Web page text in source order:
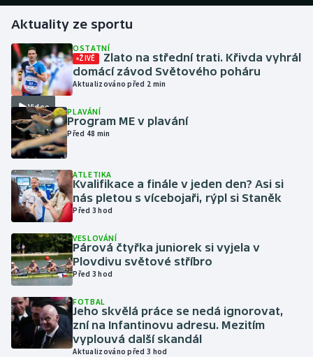
Futsal
Golf
Gymnastika
Házená
Jezdectví
Judo
Krasobruslení
Lezení
Lyže a snowboard
Moderní pětiboj
Motorsport
Aktuality ze sportu
Video
OSTATNÍ
ŽIVĚ
Zlato na střední trati. Křivda vyhrál
domácí závod Světového poháru
Aktualizováno před 2 min
PLAVÁNÍ
Program ME v plavání
Před 48 min
ATLETIKA
Kvalifikace a finále v jeden den? Asi si
nás pletou s vícebojaři, rýpl si Staněk
Před 3 hod
VESLOVÁNÍ
Párová čtyřka juniorek si vyjela v
Plovdivu světové stříbro
Před 3 hod
FOTBAL
Jeho skvělá práce se nedá ignorovat,
zní na Infantinovu adresu. Mezitím
vyplouvá další skandál
Aktualizováno před 3 hod